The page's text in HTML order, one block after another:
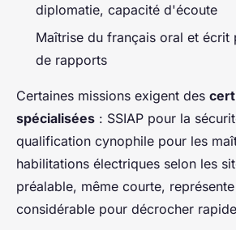
diplomatie, capacité d'écoute
Maîtrise du français oral et écrit
de rapports
Certaines missions exigent des
spécialisées : SSIAP pour la
qualification cynophile pour les
habilitations électriques selon les
préalable, même courte,
considérable pour décrocher